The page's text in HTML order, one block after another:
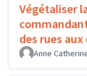
Végétaliser
des rues
Anne